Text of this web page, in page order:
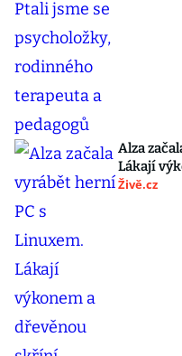
Alza
Lákají
Živě.cz